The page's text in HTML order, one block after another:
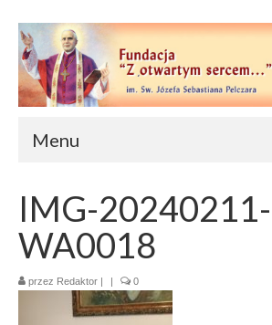
Menu
O nas
Wydarzenia
IMG-20240211-
WA0018
przez Redaktor | | 0